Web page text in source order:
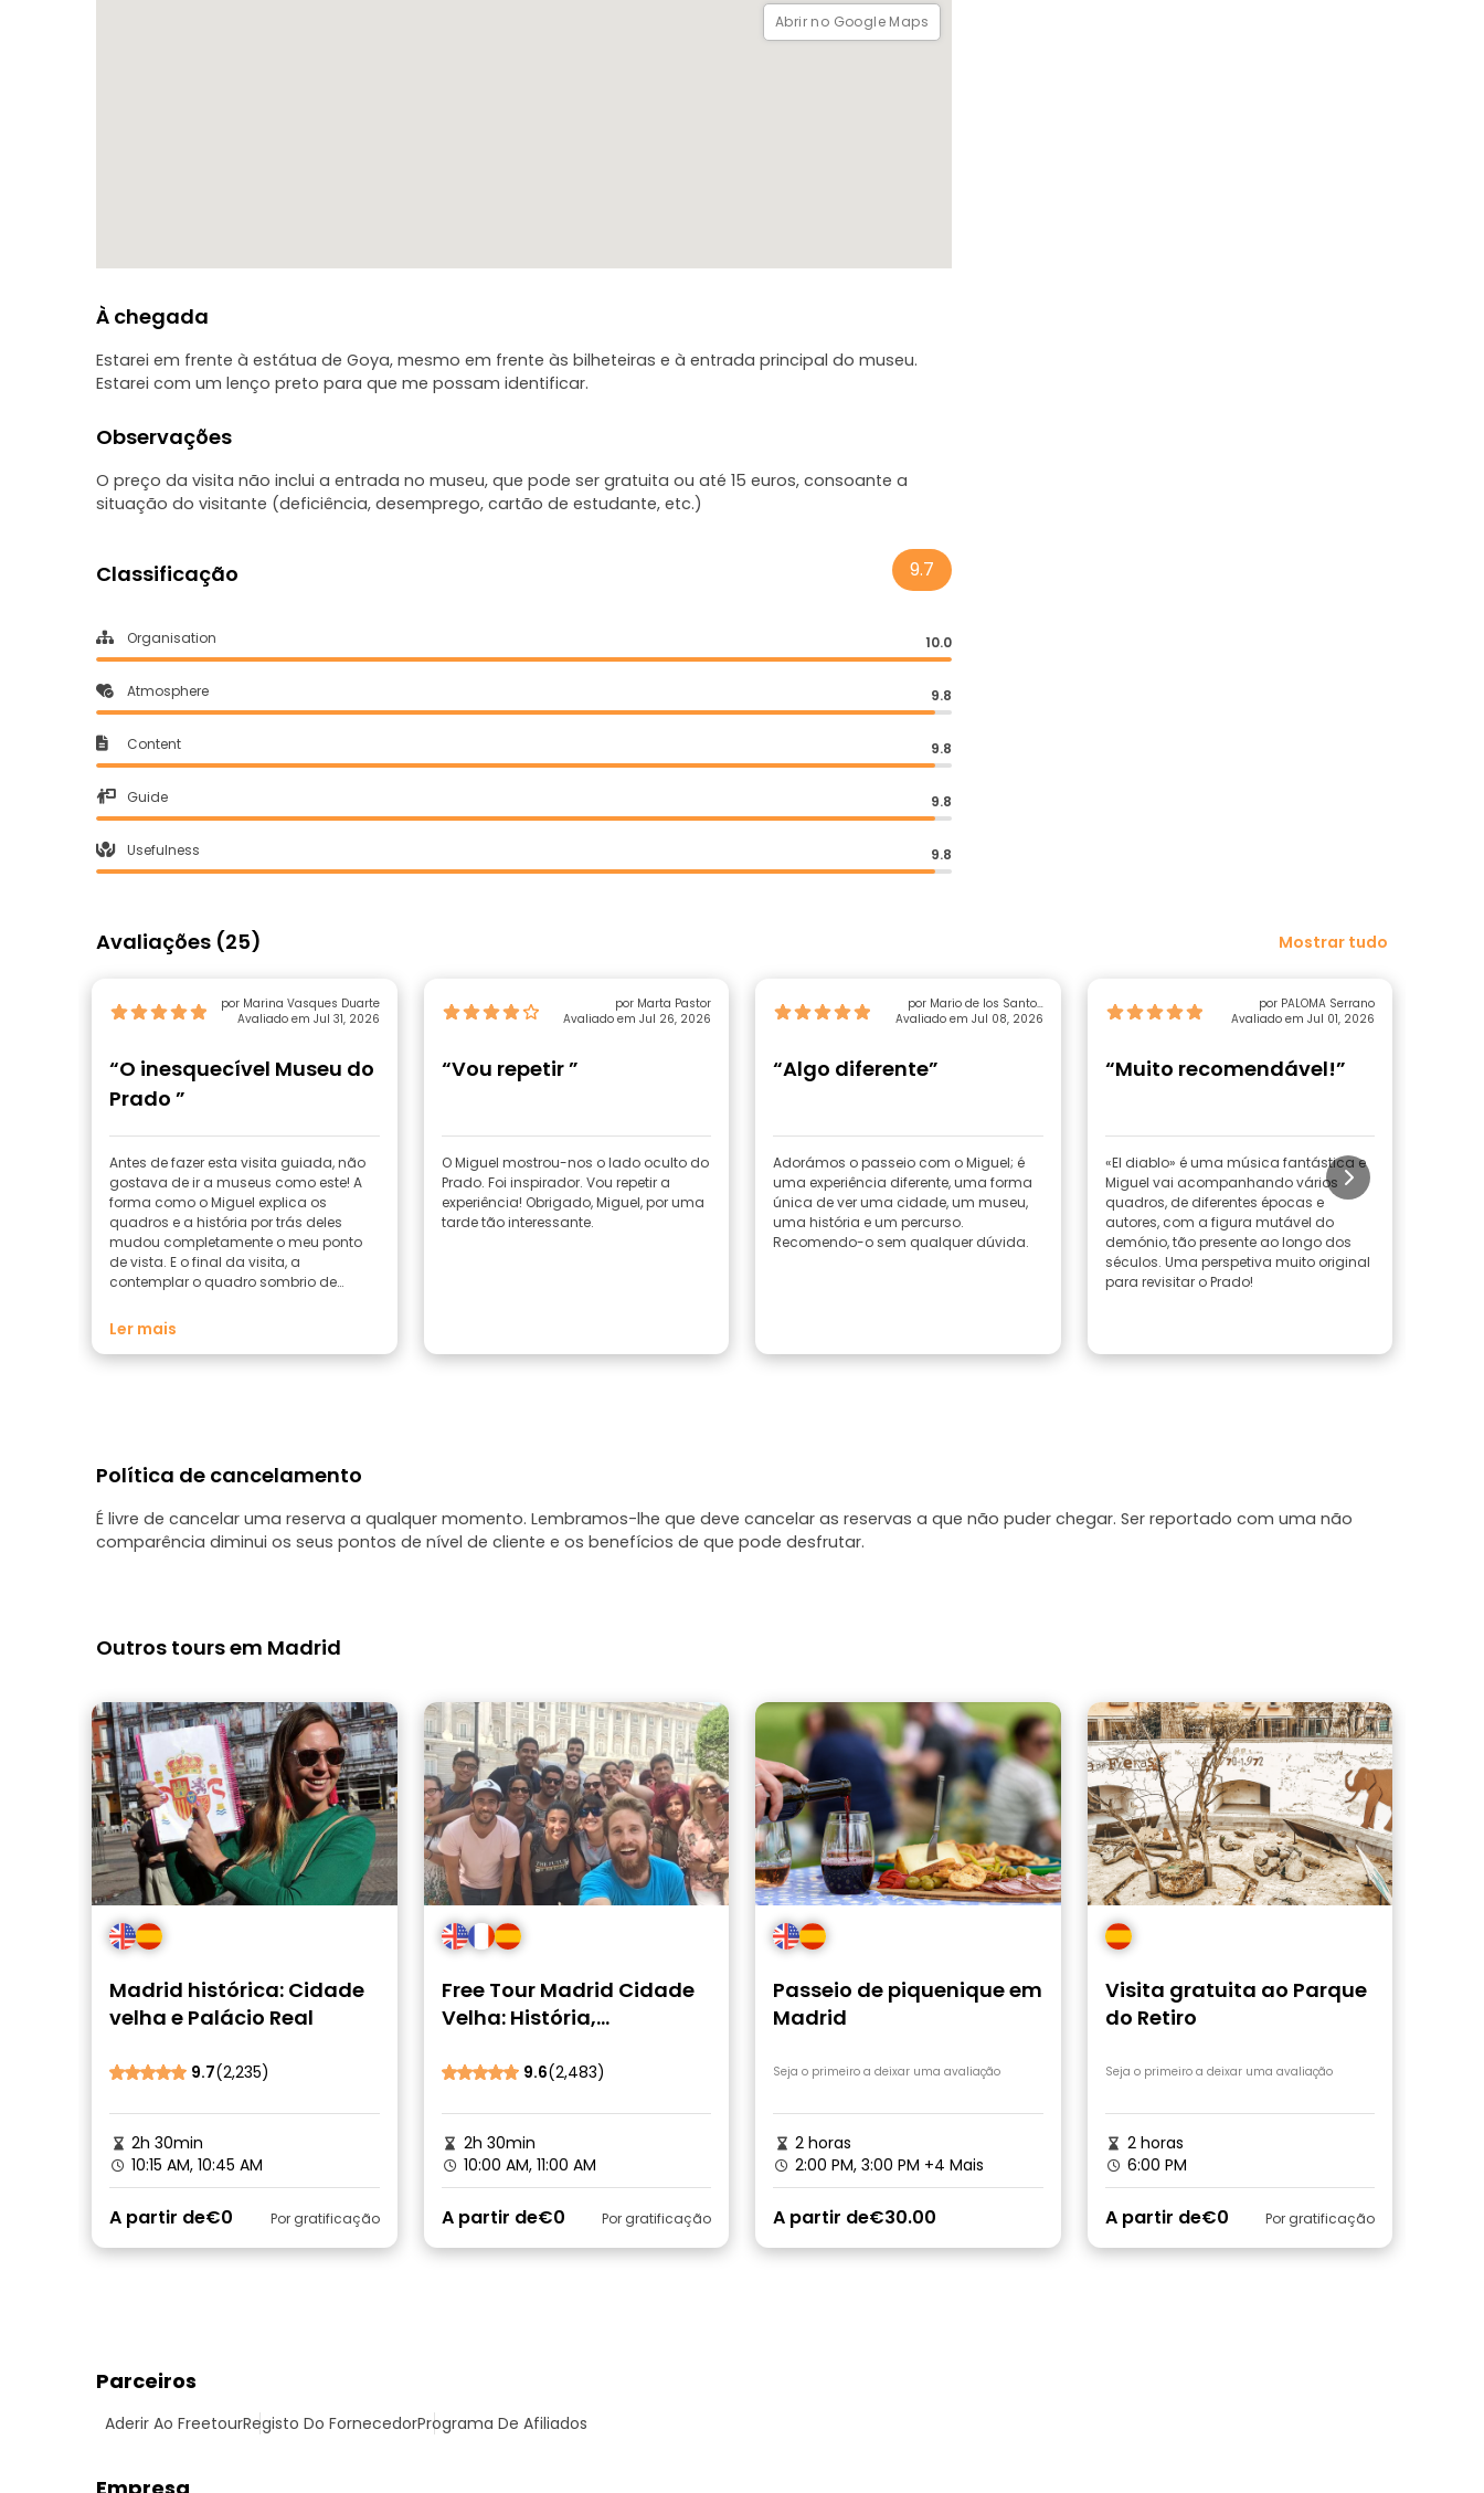
Abrir no Google Maps
À chegada
Estarei em frente à estátua de Goya, mesmo em frente às bilheteiras e à entrada principal do museu.
Estarei com um lenço preto para que me possam identificar.
Observações
O preço da visita não inclui a entrada no museu, que pode ser gratuita ou até 15 euros, consoante a
situação do visitante (deficiência, desemprego, cartão de estudante, etc.)
Classificação 9.7
Organisation 10.0
Atmosphere 9.8
Content 9.8
Guide 9.8
Usefulness 9.8
Avaliações (25) Mostrar tudo
por Marina Vasques Duarte
Avaliado em Jul 31, 2026
“O inesquecível Museu do
Prado ”
Antes de fazer esta visita guiada, não
gostava de ir a museus como este! A
forma como o Miguel explica os
quadros e a história por trás deles
mudou completamente o meu ponto
de vista. E o final da visita, a
contemplar o quadro sombrio de
esta visita guiada!
Ler mais
por Marta Pastor
Avaliado em Jul 26, 2026
“Vou repetir ”
O Miguel mostrou-nos o lado oculto do
Prado. Foi inspirador. Vou repetir a
experiência! Obrigado, Miguel, por uma
tarde tão interessante.
por Mario de los Santos
Aparicio
Avaliado em Jul 08, 2026
“Algo diferente”
Adorámos o passeio com o Miguel; é
uma experiência diferente, uma forma
única de ver uma cidade, um museu,
uma história e um percurso.
Recomendo-o sem qualquer dúvida.
por PALOMA Serrano
Avaliado em Jul 01, 2026
“Muito recomendável!”
«El diablo» é uma música fantástica e
Miguel vai acompanhando vários
quadros, de diferentes épocas e
autores, com a figura mutável do
demónio, tão presente ao longo dos
séculos. Uma perspetiva muito original
para revisitar o Prado!
Política de cancelamento
É livre de cancelar uma reserva a qualquer momento. Lembramos-lhe que deve cancelar as reservas a que não puder chegar. Ser reportado com uma não
comparência diminui os seus pontos de nível de cliente e os benefícios de que pode desfrutar.
Outros tours em Madrid
Madrid histórica: Cidade
velha e Palácio Real
9.7(2,235)
2h 30min
10:15 AM, 10:45 AM
A partir de€0 Por gratificação
Free Tour Madrid Cidade
Velha: História,
9.6(2,483)
2h 30min
10:00 AM, 11:00 AM
A partir de€0 Por gratificação
Passeio de piquenique em
Madrid
Seja o primeiro a deixar uma avaliação
2 horas
2:00 PM, 3:00 PM +4 Mais
A partir de€30.00
Visita gratuita ao Parque
do Retiro
Seja o primeiro a deixar uma avaliação
2 horas
6:00 PM
A partir de€0 Por gratificação
Parceiros
Aderir Ao FreetourRegisto Do FornecedorPrograma De Afiliados